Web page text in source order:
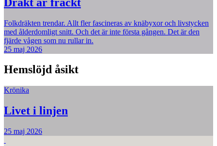
Folkdräkten trendar. Allt fler fascineras av knäbyxor och livstycken
med ålderdomligt snitt. Och det är inte första gången. Det är den
fjärde vågen som nu rullar in.
25 maj 2026
Hemslöjd åsikt
Krönika
Livet i linjen
25 maj 2026